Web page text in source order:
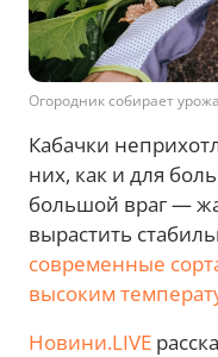
Огородник собирает
Кабачки
них, как и для
большой враг —
вырастить
современные
высоким
Новини.LIVE